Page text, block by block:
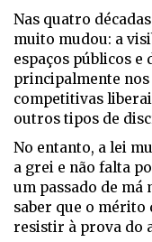
Nas quatro
muito mudou: a
espaços públicos e
principalmente
competitivas
outros tipos de
No entanto, a lei
a grei e não falta
um passado de má
saber que o mérito
resistir à prova do